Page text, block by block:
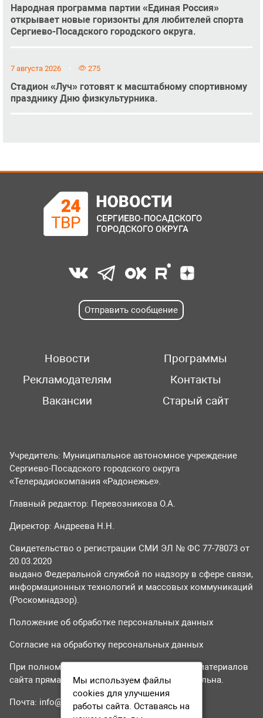
Народная программа партии «Единая Россия»
открывает новые горизонты для любителей спорта
Сергиево-Посадского городского округа.
7 августа 2026 275
Стадион «Луч» готовят к масштабному спортивному
празднику Дню физкультурника.
Отправить сообщение
Новости
Программы
Рекламодателям
Контакты
Вакансии
Старый сайт
Учредитель: Муниципальное автономное учреждение
Сергиево-Посадского городского округа
«Телерадиокомпания «Радонежье».
Главный редактор: Перевозникова О.А.
Директор: Андреева Н.Н.
Свидетельство о регистрации СМИ ЭЛ № ФС 77-78073 от
20.03.2020
выдано Федеральной службой по надзору в сфере связи,
информационных технологий и массовых коммуникаций
(Роскомнадзор).
Положение об обработке персональных данных
Согласие на обработку персональных данных
При полном или частичном использовании материалов
сайта прямая гиперссылка на tvr24.tv обязательна.
Почта: info@tvr24.tv
Мы используем файлы
cookies для улучшения
работы сайта. Оставаясь на